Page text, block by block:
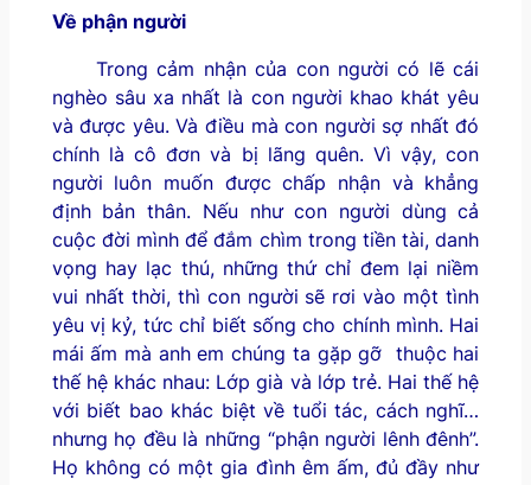
Về phận người
Trong cảm nhận của con người có lẽ cái
nghèo sâu xa nhất là con người khao khát yêu
và được yêu. Và điều mà con người sợ nhất đó
chính là cô đơn và bị lãng quên. Vì vậy, con
người luôn muốn được chấp nhận và khẳng
định bản thân. Nếu như con người dùng cả
cuộc đời mình để đắm chìm trong tiền tài, danh
vọng hay lạc thú, những thứ chỉ đem lại niềm
vui nhất thời, thì con người sẽ rơi vào một tình
yêu vị kỷ, tức chỉ biết sống cho chính mình. Hai
mái ấm mà anh em chúng ta gặp gỡ thuộc hai
thế hệ khác nhau: Lớp già và lớp trẻ. Hai thế hệ
với biết bao khác biệt về tuổi tác, cách nghĩ…
nhưng họ đều là những “phận người lênh đênh”.
Họ không có một gia đình êm ấm, đủ đầy như